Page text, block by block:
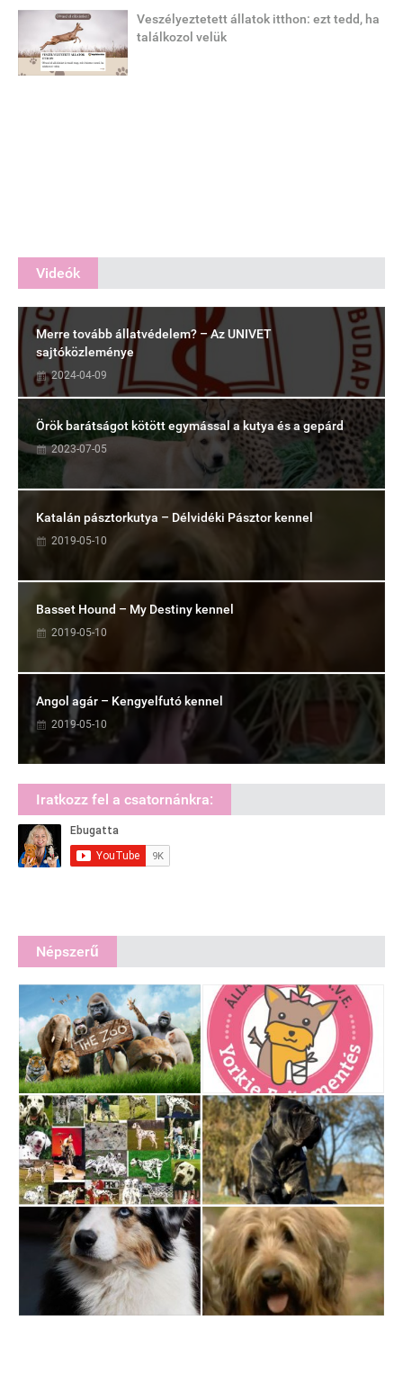
Veszélyeztetett állatok itthon: ezt tedd, ha
találkozol velük
Videók
Merre tovább állatvédelem? – Az UNIVET
sajtóközleménye
2024-04-09
Örök barátságot kötött egymással a kutya és a gepárd
2023-07-05
Katalán pásztorkutya – Délvidéki Pásztor kennel
2019-05-10
Basset Hound – My Destiny kennel
2019-05-10
Angol agár – Kengyelfutó kennel
2019-05-10
Iratkozz fel a csatornánkra:
Népszerű